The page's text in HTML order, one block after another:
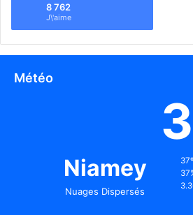
8 762
J\'aime
Météo
Niamey
Nuages Dispersés